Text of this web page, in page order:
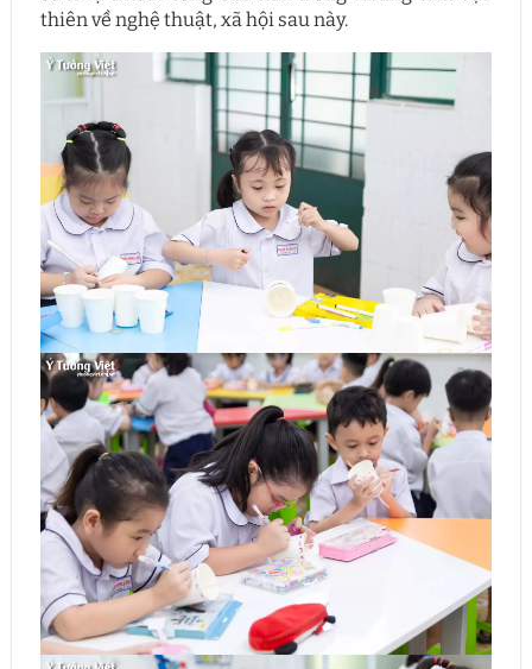
thiên về nghệ thuật, xã hội sau này.